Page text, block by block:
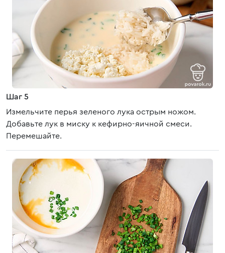
Шаг 5
Измельчите перья зеленого лука острым ножом.
Добавьте лук в миску к кефирно-яичной смеси.
Перемешайте.